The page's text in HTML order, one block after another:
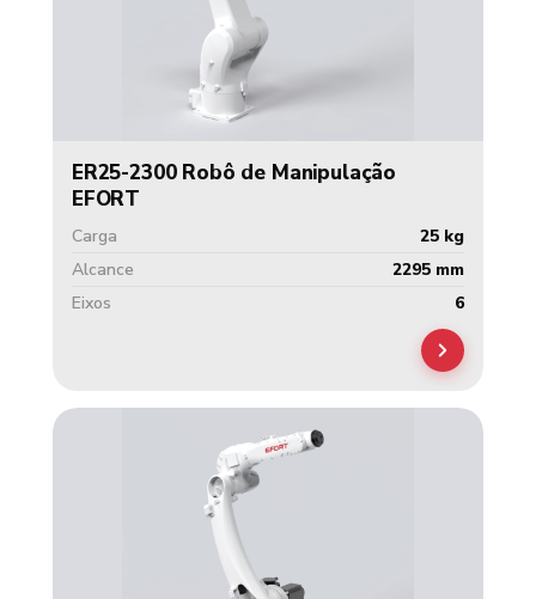
ER25-2300 Robô de Manipulação
EFORT
Carga
25 kg
Alcance
2295 mm
Eixos
6